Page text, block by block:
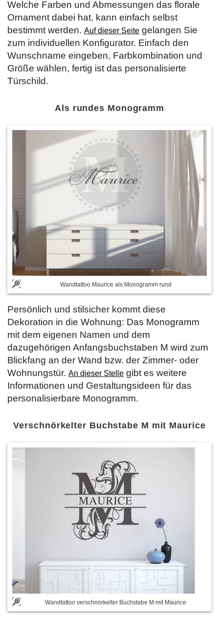
Welche Farben und Abmessungen das florale
Ornament dabei hat, kann einfach selbst
bestimmt werden. Auf dieser Seite gelangen Sie
zum individuellen Konfigurator. Einfach den
Wunschname eingeben, Farbkombination und
Größe wählen, fertig ist das personalisierte
Türschild.
Als rundes Monogramm
Wandtattoo Maurice als Monogramm rund
Persönlich und stilsicher kommt diese
Dekoration in die Wohnung: Das Monogramm
mit dem eigenen Namen und dem
dazugehörigen Anfangsbuchstaben M wird zum
Blickfang an der Wand bzw. der Zimmer- oder
Wohnungstür. An dieser Stelle gibt es weitere
Informationen und Gestaltungsideen für das
personalisierbare Monogramm.
Verschnörkelter Buchstabe M mit Maurice
Wandtattoo verschnörkelter Buchstabe M mit Maurice